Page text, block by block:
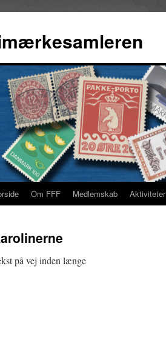
Om FFF Medlemskab Aktiviteter
på vej inden længe